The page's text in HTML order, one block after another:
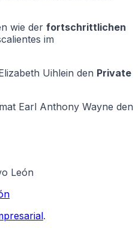
wie der fortschrittlichen
im
Uihlein den Private
Earl Anthony Wayne den
León
.